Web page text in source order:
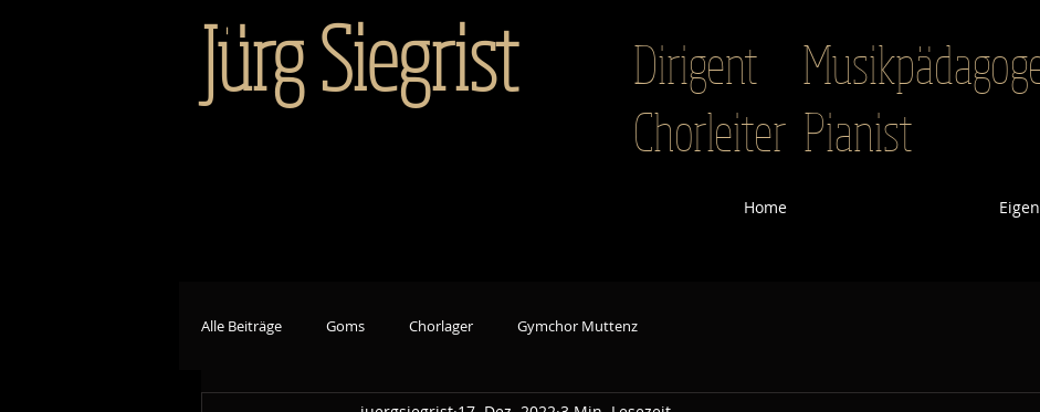
Jürg Siegrist
Dirigent
Chorleiter Pianist
Home
Alle Beiträge Goms Chorlager Gymchor Muttenz